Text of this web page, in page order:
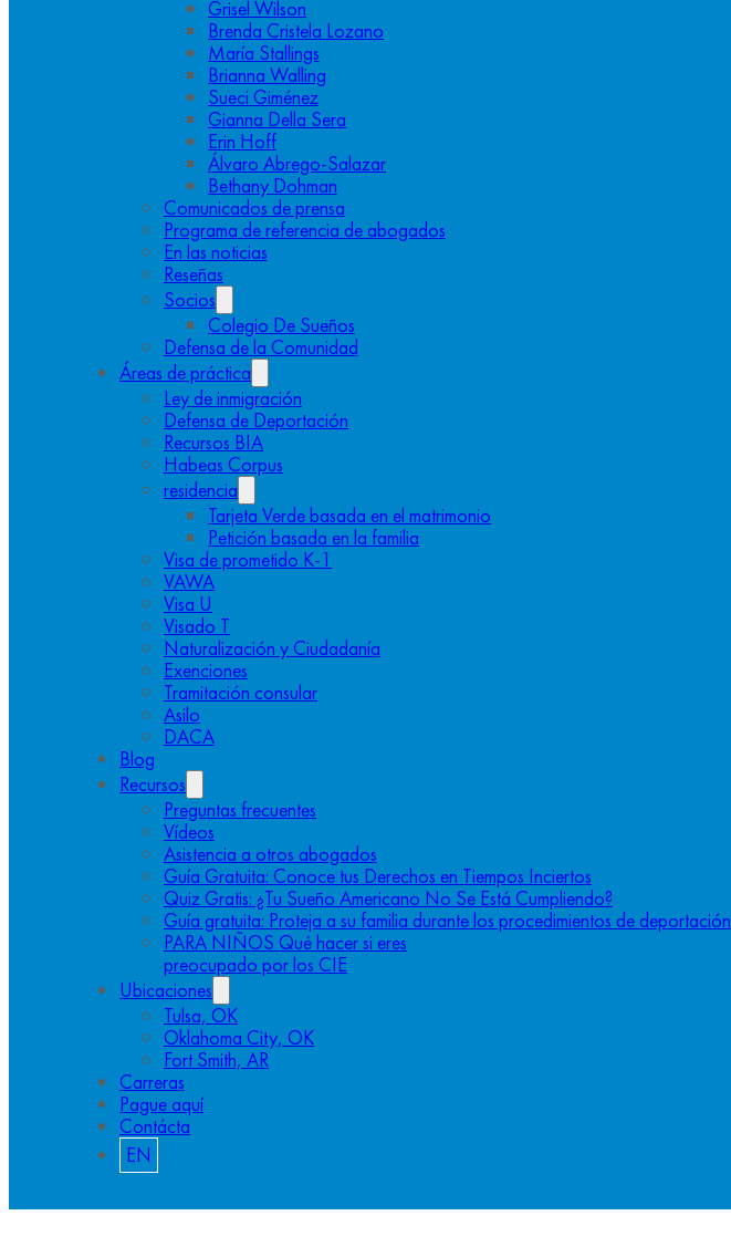
Grisel Wilson
Brenda Cristela Lozano
María Stallings
Brianna Walling
Sueci Giménez
Gianna Della Sera
Erin Hoff
Álvaro Abrego-Salazar
Bethany Dohman
Comunicados de prensa
Programa de referencia de abogados
En las noticias
Reseñas
Socios
Colegio De Sueños
Defensa de la Comunidad
Áreas de práctica
Ley de inmigración
Defensa de Deportación
Recursos BIA
Habeas Corpus
residencia
Tarjeta Verde basada en el matrimonio
Petición basada en la familia
Visa de prometido K-1
VAWA
Visa U
Visado T
Naturalización y Ciudadanía
Exenciones
Tramitación consular
Asilo
DACA
Blog
Recursos
Preguntas frecuentes
Vídeos
Asistencia a otros abogados
Guía Gratuita: Conoce tus Derechos en Tiempos Inciertos
Quiz Gratis: ¿Tu Sueño Americano No Se Está Cumpliendo?
Guía gratuita: Proteja a su familia durante los procedimientos de deportación
PARA NIÑOS Qué hacer si eres
preocupado por los CIE
Ubicaciones
Tulsa, OK
Oklahoma City, OK
Fort Smith, AR
Carreras
Pague aquí
Contácta
EN